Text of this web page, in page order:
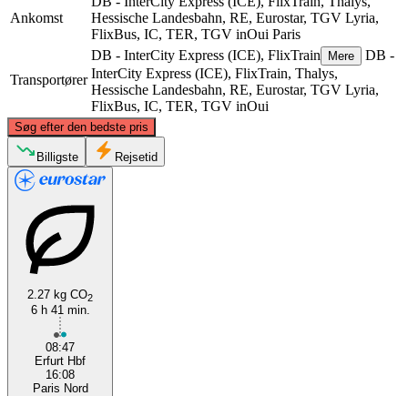
Ankomst
Hessische Landesbahn, RE, Eurostar, TGV Lyria,
FlixBus, IC, TER, TGV inOui Paris
Transportører
DB - InterCity Express (ICE), FlixTrain Mere
DB -
InterCity Express (ICE), FlixTrain, Thalys,
Hessische Landesbahn, RE, Eurostar, TGV Lyria,
FlixBus, IC, TER, TGV inOui
Søg efter den bedste pris
Paris
©CARTO, ©OpenStreetMap
Billigste Rejsetid
2.27 kg CO2
6 h 41 min.
08:47
Erfurt Hbf
16:08
Paris Nord